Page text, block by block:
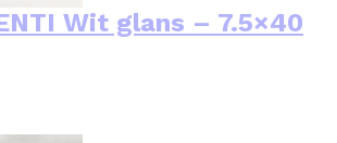
Wit glans – 7.5×40